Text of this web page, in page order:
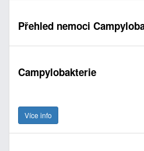
Přehled nemoci
Campylobakterie
Více info